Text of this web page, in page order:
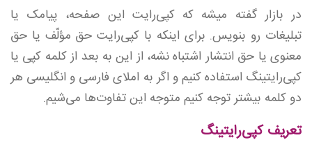
در بازار گفته میشه که کپی‌رایت این صفحه، پیامک یا
تبلیغات رو بنویس. برای‌ اینکه با کپی‌رایت حق مؤلّف یا حق
معنوی یا حق انتشار اشتباه نشه، از این به بعد از کلمه کپی یا
کپی‌رایتینگ استفاده کنیم و اگر به املای فارسی و انگلیسی هر
دو کلمه بیشتر توجه کنیم متوجه این تفاوت‌ها می‌شیم.
تعریف کپی‌رایتینگ